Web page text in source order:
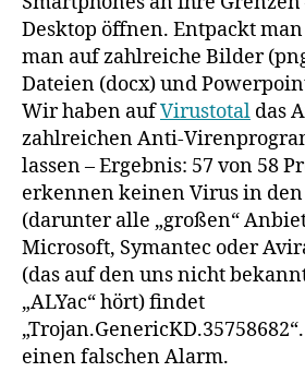
Desktop öffnen. Entpackt
man auf zahlreiche Bilder
Dateien (docx) und
Wir haben aufVirustotal das
zahlreichen Anti-
lassen – Ergebnis: 57 von 58
erkennen keinen Virus in
(darunter alle „großen“
Microsoft, Symantec oder
(das auf den uns nicht
„ALYac“ hört) findet
einen falschen Alarm.